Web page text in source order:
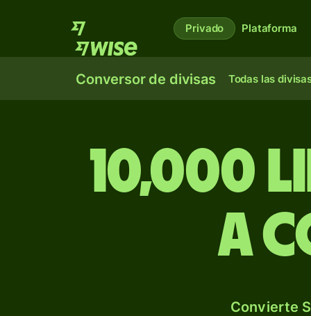
Privado Plataforma
Conversor de divisas Todas las
10,000
a
Convierte